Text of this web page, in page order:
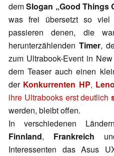
demSlogan „Good Things
was frei übersetzt so viel
passieren denen, die
herunterzählenden Timer,
zum Ultrabook-Event in
dem Teaser auch einen
der Konkurrenten HP,
ihre Ultrabooks erst deutlich
werden, bleibt offen.
In verschiedenen
Finnland, Frankreich
Interessenten das Asus